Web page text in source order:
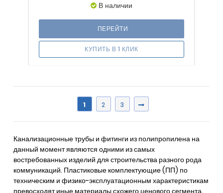
В наличии
ПЕРЕЙТИ
КУПИТЬ В 1 КЛИК
1 2 3
Канализационные трубы и фитинги из полипропилена на
данный момент являются одними из самых
востребованных изделий для строительства разного рода
коммуникаций. Пластиковые комплектующие (ПП) по
техническим и физико-эксплуатационным характеристикам
превосходят иные материалы схожего ценового сегмента.